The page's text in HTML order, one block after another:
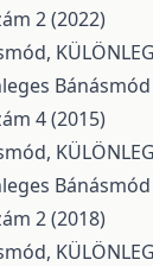
2 (2022)
4 (2015)
2 (2018)